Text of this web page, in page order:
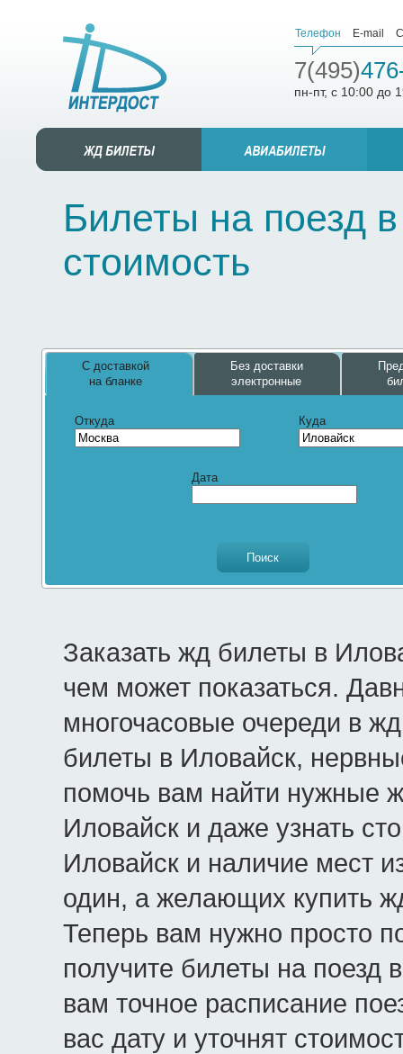
Телефон E-mail
7(495)
пн-пт, с 10:00 до
Билеты на поезд
стоимость
С доставкой
на бланке
Без доставки
электронные
Откуда Куда
Дата
Заказать жд билеты в
чем может показаться.
многочасовые очереди в
билеты в Иловайск,
помочь вам найти нужные
Иловайск и даже узнать
Иловайск и наличие мест
один, а желающих купить
Теперь вам нужно просто
получите билеты на поезд
вам точное расписание
вас дату и уточнят